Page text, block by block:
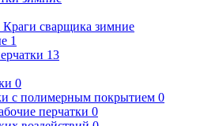
Краги сварщика зимние
1
13
0
с полимерным покрытием 0
перчатки 0